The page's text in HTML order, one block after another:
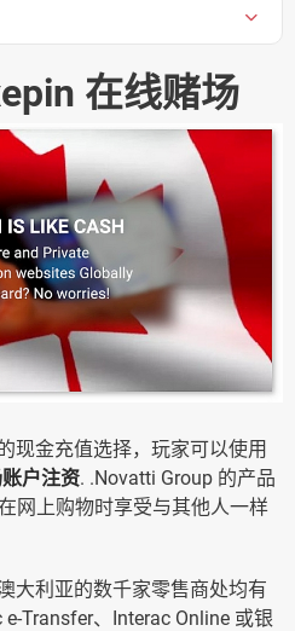
在线赌场
现金充值选择，玩家可以使用
户注资. .Novatti Group 的产品
网上购物时享受与其他人一样
大利亚的数千家零售商处均有
Transfer、Interac Online 或银